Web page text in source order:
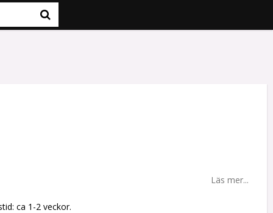
Läs mer...
ca 1-2 veckor.